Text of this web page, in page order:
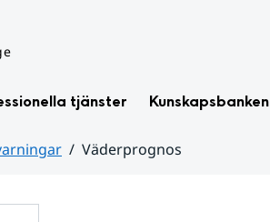
tjänster Kunskapsbanken
Väderprognos
för